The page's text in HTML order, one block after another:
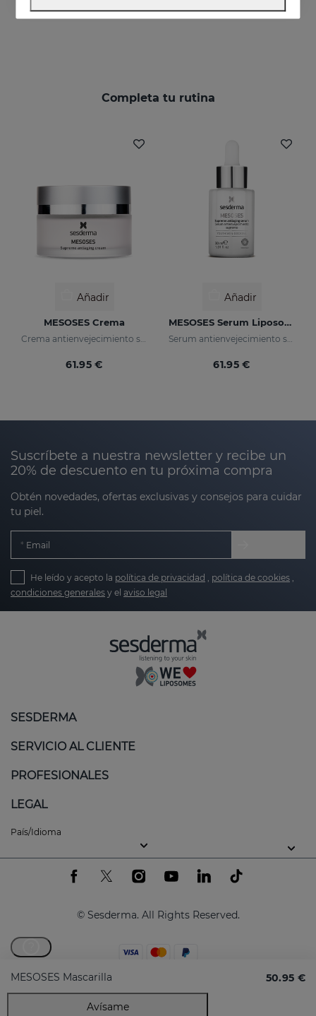
Completa tu rutina
Añadir
MESOSES Crema
61.95 €
Añadir
MESOSES Serum Liposomado
61.95 €
MESOSES Mascarilla 50.95 €
Avísame
Suscríbete a nuestra newsletter y recibe un
20% de descuento en tu próxima compra
Obtén novedades, ofertas exclusivas y consejos para cuidar
tu piel.
Email
He leído y acepto la política de privacidad política de cookies
condiciones generales y el aviso legal
SESDERMA
SERVICIO AL CLIENTE
PROFESIONALES
LEGAL
País/Idioma
© Sesderma. All Rights Reserved.